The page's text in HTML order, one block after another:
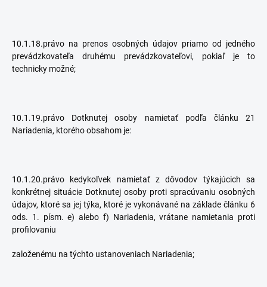
10.1.18.právo na prenos osobných údajov priamo od jedného
prevádzkovateľa druhému prevádzkovateľovi, pokiaľ je to
technicky možné;
10.1.19.právo Dotknutej osoby namietať podľa článku 21
Nariadenia, ktorého obsahom je:
10.1.20.právo kedykoľvek namietať z dôvodov týkajúcich sa
konkrétnej situácie Dotknutej osoby proti spracúvaniu osobných
údajov, ktoré sa jej týka, ktoré je vykonávané na základe článku 6
ods. 1. písm. e) alebo f) Nariadenia, vrátane namietania proti
profilovaniu
založenému na týchto ustanoveniach Nariadenia;